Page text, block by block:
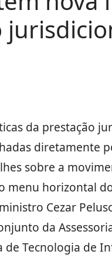
da prestação
diretamente
sobre a
menu horizontal
Cezar
da
de Tecnologia de